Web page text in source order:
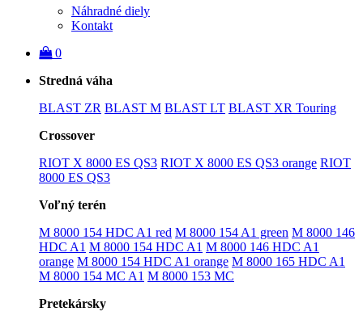
Náhradné diely
Kontakt
0
Stredná váha
BLAST ZR BLAST M BLAST LT BLAST XR Touring
Crossover
RIOT X 8000 ES QS3 RIOT X 8000 ES QS3 orange RIOT
8000 ES QS3
Voľný terén
M 8000 154 HDC A1 red M 8000 154 A1 green M 8000 146
HDC A1 M 8000 154 HDC A1 M 8000 146 HDC A1
orange M 8000 154 HDC A1 orange M 8000 165 HDC A1
M 8000 154 MC A1 M 8000 153 MC
Pretekársky